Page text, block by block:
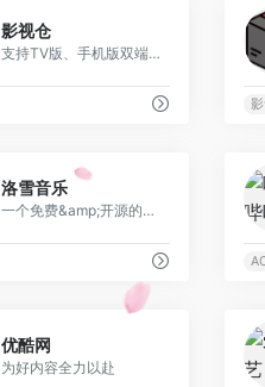
影视仓
支持TV版、手机版双端的强悍APP
洛雪音乐
一个免费&amp;开源的音乐查找工具
优酷网
为好内容全力以赴